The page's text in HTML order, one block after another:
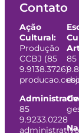
Contato
Ação
Cultural:
Produção
CCBJ (85
9.9138.3726)
85
9.9233.0228
85